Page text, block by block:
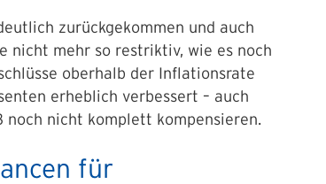
zurückgekommen und auch
nicht mehr so restriktiv, wie es noch
oberhalb der Inflationsrate
erheblich verbessert – auch
noch nicht komplett kompensieren.
für